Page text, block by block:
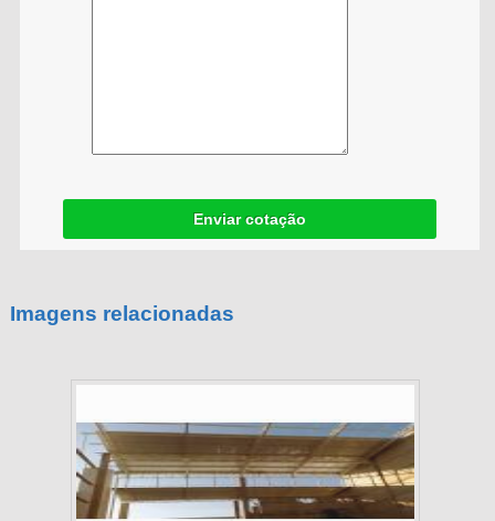
Enviar cotação
Imagens relacionadas